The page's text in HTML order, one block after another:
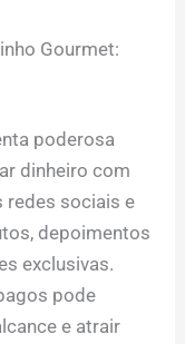
Gourmet:
poderosa
dinheiro com
redes sociais e
depoimentos
exclusivas.
pode
e atrair